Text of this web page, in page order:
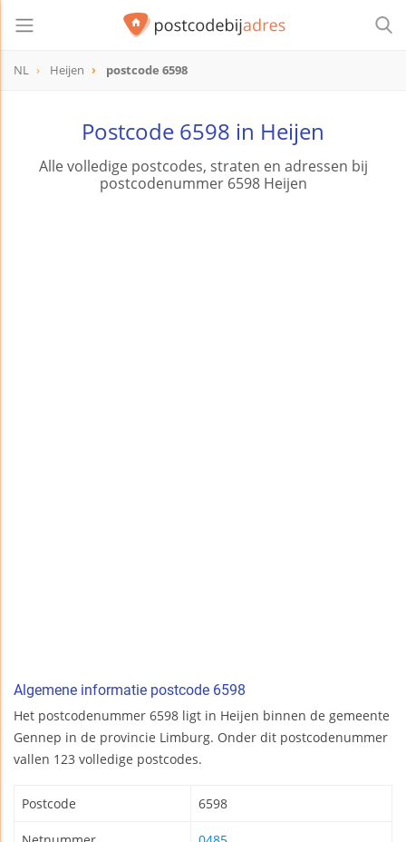
NL Heijen postcode 6598
Postcode 6598 in Heijen
Alle volledige postcodes, straten en adressen bij
postcodenummer 6598 Heijen
Algemene informatie postcode 6598
Het postcodenummer 6598 ligt in Heijen binnen de gemeente
Gennep in de provincie Limburg. Onder dit postcodenummer
vallen 123 volledige postcodes.
Postcode 6598